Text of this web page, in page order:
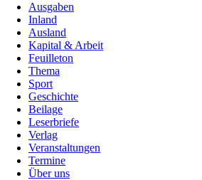
Ausgaben
Inland
Ausland
Kapital & Arbeit
Feuilleton
Thema
Sport
Geschichte
Beilage
Leserbriefe
Verlag
Veranstaltungen
Termine
Über uns